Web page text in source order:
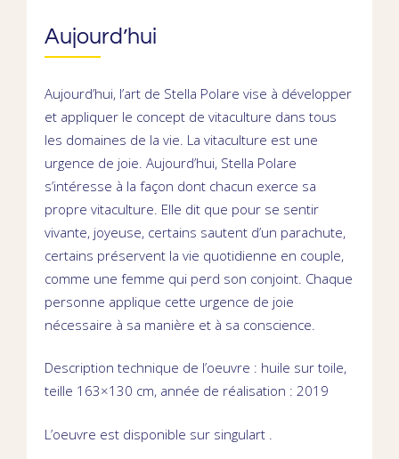
Aujourd’hui
Aujourd’hui, l’art de Stella Polare vise à développer
et appliquer le concept de vitaculture dans tous
les domaines de la vie. La vitaculture est une
urgence de joie. Aujourd’hui, Stella Polare
s’intéresse à la façon dont chacun exerce sa
propre vitaculture. Elle dit que pour se sentir
vivante, joyeuse, certains sautent d’un parachute,
certains préservent la vie quotidienne en couple,
comme une femme qui perd son conjoint. Chaque
personne applique cette urgence de joie
nécessaire à sa manière et à sa conscience.
Description technique de l’oeuvre : huile sur toile,
teille 163×130 cm, année de réalisation : 2019
L’oeuvre est disponible sur singulart